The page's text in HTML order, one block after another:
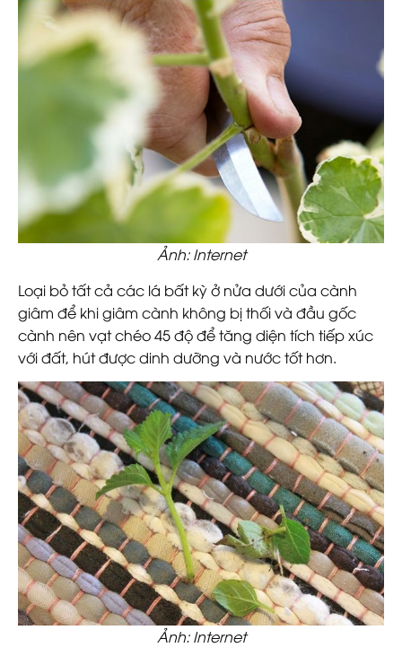
Ảnh: Internet
Loại bỏ tất cả các lá bất kỳ ở nửa dưới của cành
giâm để khi giâm cành không bị thối và đầu gốc
cành nên vạt chéo 45 độ để tăng diện tích tiếp xúc
với đất, hút được dinh dưỡng và nước tốt hơn.
Ảnh: Internet